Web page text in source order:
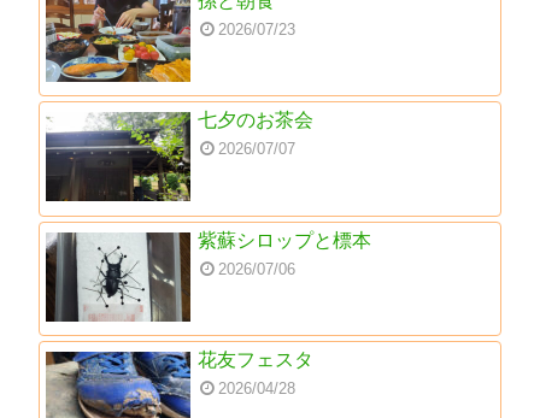
2026/07/23
七夕のお茶会
2026/07/07
紫蘇シロップと標本
2026/07/06
花友フェスタ
2026/04/28